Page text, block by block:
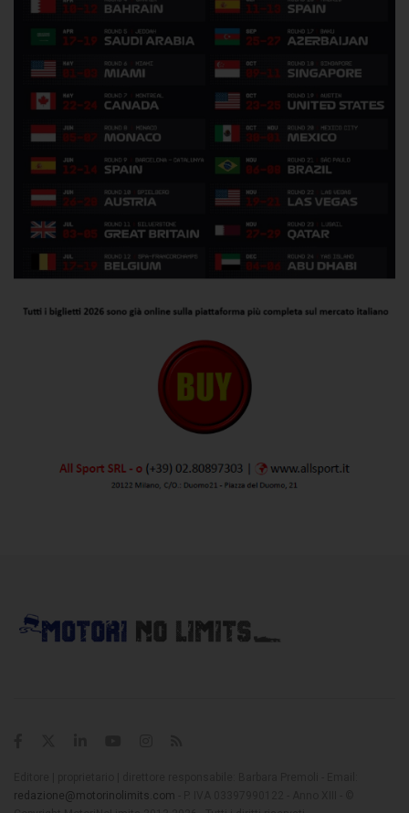
redazione@motorinolimits.com